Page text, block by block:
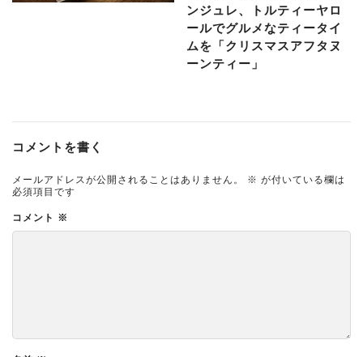
ンジュレ、トルティーヤロ
ールでグルメなティータイ
ムを「クリスマスアフタヌ
ーンティー」
コメントを書く
メールアドレスが公開されることはありません。 ※ が付いている欄は
必須項目です
コメント ※